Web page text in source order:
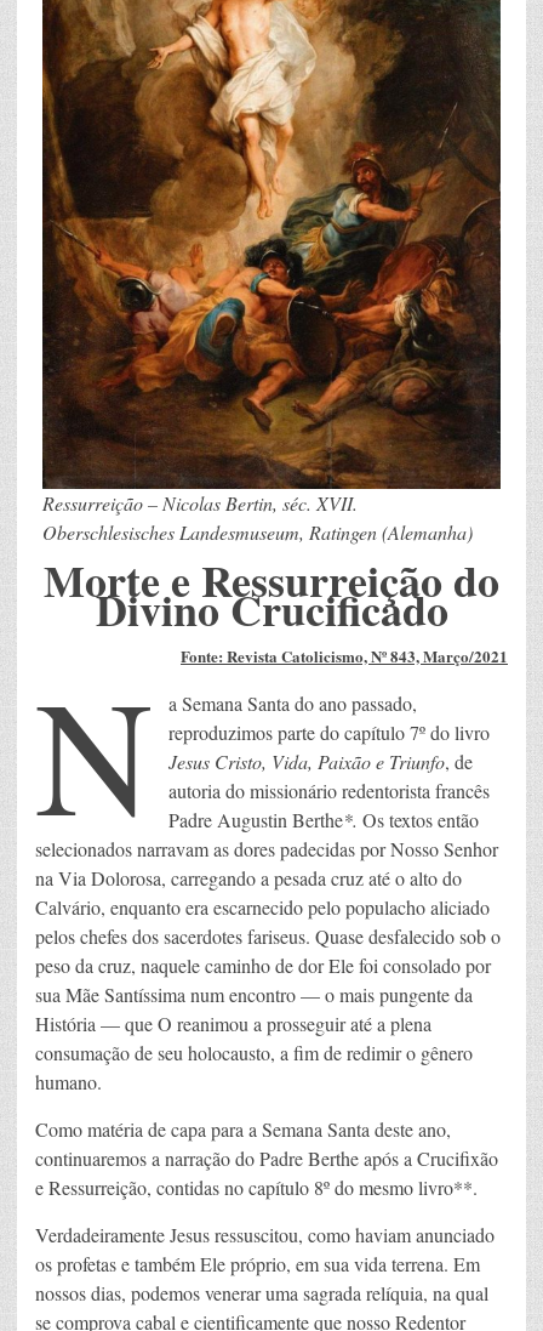
Ressurreição – Nicolas Bertin, séc. XVII.
Oberschlesisches Landesmuseum, Ratingen (Alemanha)
Morte e Ressurreição do
Divino Crucificado
Fonte: Revista Catolicismo, Nº 843, Março/2021
N
a Semana Santa do ano passado,
reproduzimos parte do capítulo 7º do livro
Jesus Cristo, Vida, Paixão e Triunfo, de
autoria do missionário redentorista francês
Padre Augustin Berthe*.Os textos então
selecionados narravam as dores padecidas por Nosso Senhor
na Via Dolorosa, carregando a pesada cruz até o alto do
Calvário, enquanto era escarnecido pelo populacho aliciado
pelos chefes dos sacerdotes fariseus. Quase desfalecido sob o
peso da cruz, naquele caminho de dor Ele foi consolado por
sua Mãe Santíssima num encontro — o mais pungente da
História — que O reanimou a prosseguir até a plena
consumação de seu holocausto, a fim de redimir o gênero
humano.
Como matéria de capa para a Semana Santa deste ano,
continuaremos a narração do Padre Berthe após a Crucifixão
e Ressurreição, contidas no capítulo 8º do mesmo livro**.
Verdadeiramente Jesus ressuscitou, como haviam anunciado
os profetas e também Ele próprio, em sua vida terrena. Em
nossos dias, podemos venerar uma sagrada relíquia, na qual
se comprova cabal e cientificamente que nosso Redentor